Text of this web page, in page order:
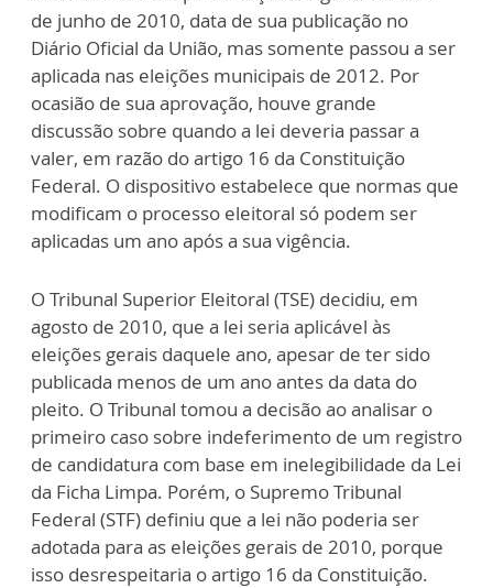
de junho de 2010, data de sua publicação no
Diário Oficial da União, mas somente passou a ser
aplicada nas eleições municipais de 2012. Por
ocasião de sua aprovação, houve grande
discussão sobre quando a lei deveria passar a
valer, em razão do artigo 16 da Constituição
Federal. O dispositivo estabelece que normas que
modificam o processo eleitoral só podem ser
aplicadas um ano após a sua vigência.
O Tribunal Superior Eleitoral (TSE) decidiu, em
agosto de 2010, que a lei seria aplicável às
eleições gerais daquele ano, apesar de ter sido
publicada menos de um ano antes da data do
pleito. O Tribunal tomou a decisão ao analisar o
primeiro caso sobre indeferimento de um registro
de candidatura com base em inelegibilidade da Lei
da Ficha Limpa. Porém, o Supremo Tribunal
Federal (STF) definiu que a lei não poderia ser
adotada para as eleições gerais de 2010, porque
isso desrespeitaria o artigo 16 da Constituição.